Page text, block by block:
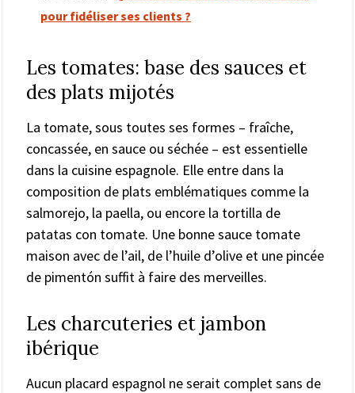
pour fidéliser ses clients ?
Les tomates: base des sauces et
des plats mijotés
La tomate, sous toutes ses formes – fraîche,
concassée, en sauce ou séchée – est essentielle
dans la cuisine espagnole. Elle entre dans la
composition de plats emblématiques comme la
salmorejo, la paella, ou encore la tortilla de
patatas con tomate. Une bonne sauce tomate
maison avec de l’ail, de l’huile d’olive et une pincée
de pimentón suffit à faire des merveilles.
Les charcuteries et jambon
ibérique
Aucun placard espagnol ne serait complet sans de